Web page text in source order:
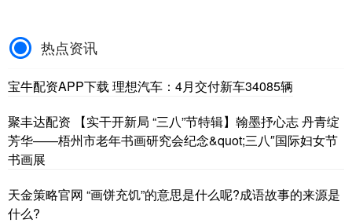
热点资讯
宝牛配资APP下载 理想汽车：4月交付新车34085辆
聚丰达配资 【实干开新局 “三八”节特辑】翰墨抒心志 丹青绽
芳华——梧州市老年书画研究会纪念&quot;三八″国际妇女节
书画展
天金策略官网 “画饼充饥”的意思是什么呢?成语故事的来源是
什么?